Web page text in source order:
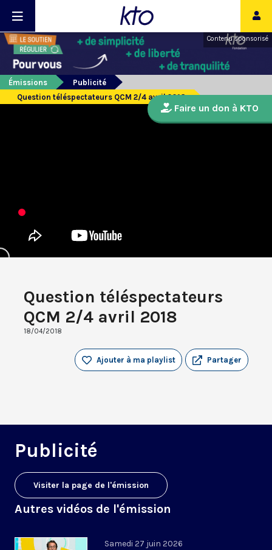
Contenu sponsorisé
Émissions
Publicité
Question téléspectateurs QCM 2/4 avril 2018
Question téléspectateurs
QCM 2/4 avril 2018
18/04/2018
Partager
Ajouter à ma playlist
Publicité
Visiter la page de l'émission
Autres vidéos de l'émission
Samedi 27 juin 2026
Faire un don à KTO